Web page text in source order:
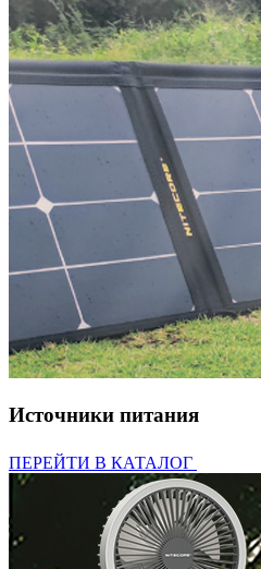
Источники питания
ПЕРЕЙТИ В КАТАЛОГ